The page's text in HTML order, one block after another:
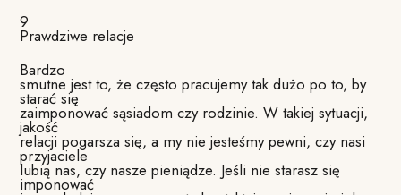
9
Prawdziwe relacje
Bardzo
smutne jest to, że często pracujemy tak dużo po to, by
starać się
zaimponować sąsiadom czy rodzinie. W takiej sytuacji,
jakość
relacji pogarsza się, a my nie jesteśmy pewni, czy nasi
przyjaciele
lubią nas, czy nasze pieniądze. Jeśli nie starasz się
imponować